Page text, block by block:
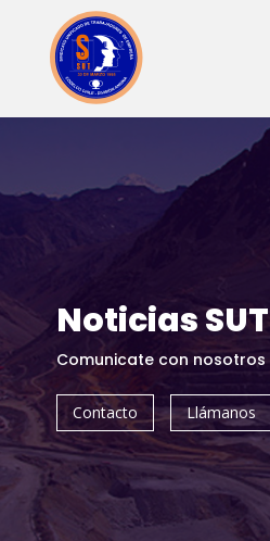
Noticias SUT
Comunicate con nosotros
Contacto Llámanos